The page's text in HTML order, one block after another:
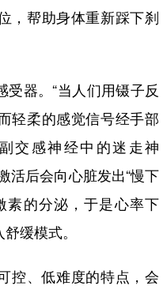
，帮助身体重新踩下刹
器。“当人们用镊子反
轻柔的感觉信号经手部
交感神经中的迷走神
活后会向心脏发出“慢下
素的分泌，于是心率下
缓模式。
、低难度的特点，会